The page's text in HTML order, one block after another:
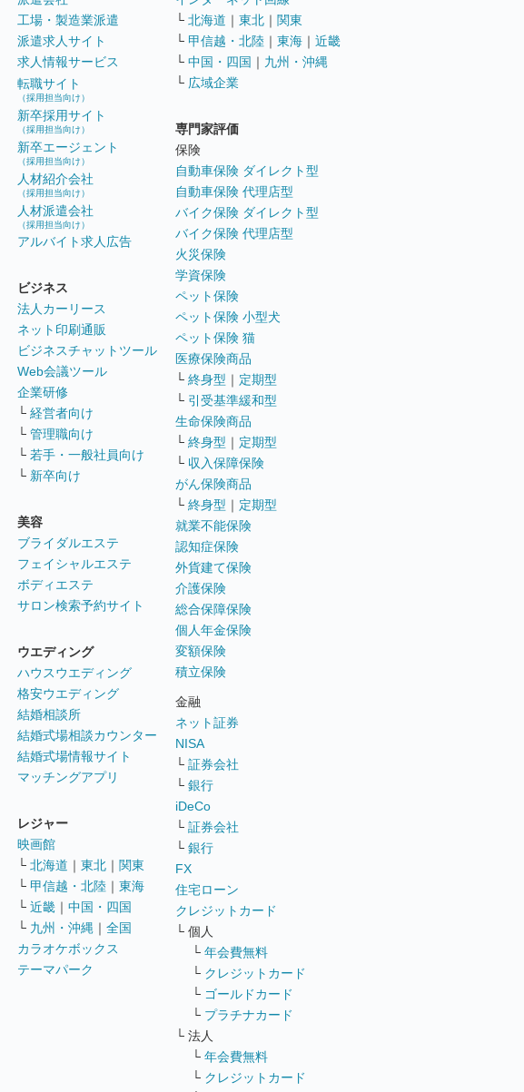
工場・製造業派遣
派遣求人サイト
求人情報サービス
転職サイト
（採用担当向け）
新卒採用サイト
（採用担当向け）
新卒エージェント
（採用担当向け）
人材紹介会社
（採用担当向け）
人材派遣会社
（採用担当向け）
アルバイト求人広告
ビジネス
法人カーリース
ネット印刷通販
ビジネスチャットツール
Web会議ツール
企業研修
└ 経営者向け
└ 管理職向け
└ 若手・一般社員向け
└ 新卒向け
美容
ブライダルエステ
フェイシャルエステ
ボディエステ
サロン検索予約サイト
ウエディング
ハウスウエディング
格安ウエディング
結婚相談所
結婚式場相談カウンター
結婚式場情報サイト
マッチングアプリ
レジャー
映画館
└ 北海道 ｜ 東北 ｜ 関東
└ 甲信越・北陸 ｜ 東海
└ 近畿 ｜ 中国・四国
└ 九州・沖縄 ｜ 全国
カラオケボックス
テーマパーク
└ 北海道 ｜ 東北 ｜ 関東
└ 甲信越・北陸 ｜ 東海 ｜ 近畿
└ 中国・四国 ｜ 九州・沖縄
└ 広域企業
専門家評価
保険
自動車保険 ダイレクト型
自動車保険 代理店型
バイク保険 ダイレクト型
バイク保険 代理店型
火災保険
学資保険
ペット保険
ペット保険 小型犬
ペット保険 猫
医療保険商品
└ 終身型 ｜ 定期型
└ 引受基準緩和型
生命保険商品
└ 終身型 ｜ 定期型
└ 収入保障保険
がん保険商品
└ 終身型 ｜ 定期型
就業不能保険
認知症保険
外貨建て保険
介護保険
総合保障保険
個人年金保険
変額保険
積立保険
金融
ネット証券
NISA
└ 証券会社
└ 銀行
iDeCo
└ 証券会社
└ 銀行
FX
住宅ローン
クレジットカード
└ 個人
└ 年会費無料
└ クレジットカード
└ ゴールドカード
└ プラチナカード
└ 法人
└ 年会費無料
└ クレジットカード